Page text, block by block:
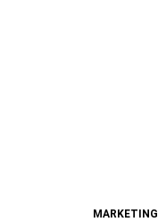
MARKETING